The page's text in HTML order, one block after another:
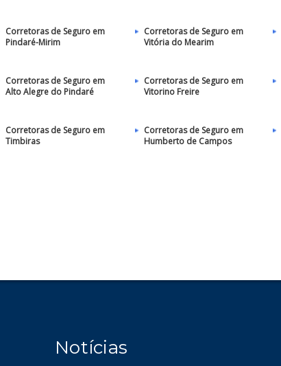
Corretoras de Seguro em
Pindaré-Mirim
Corretoras de Seguro em
Vitória do Mearim
Corretoras de Seguro em
Alto Alegre do Pindaré
Corretoras de Seguro em
Vitorino Freire
Corretoras de Seguro em
Timbiras
Corretoras de Seguro em
Humberto de Campos
Notícias